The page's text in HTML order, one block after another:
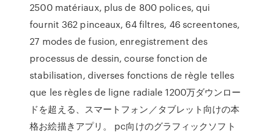
2500 matériaux, plus de 800 polices, qui
fournit 362 pinceaux, 64 filtres, 46 screentones,
27 modes de fusion, enregistrement des
processus de dessin, course fonction de
stabilisation, diverses fonctions de règle telles
que les règles de ligne radiale 1200万ダウンロー
ドを超える、スマートフォン／タブレット向けの本
格お絵描きアプリ。 pc向けのグラフィックソフト